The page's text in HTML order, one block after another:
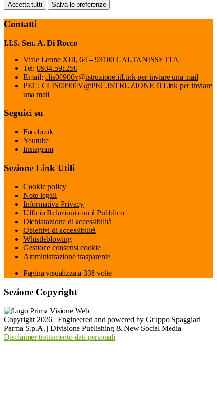
Accetta tutti Salva le preferenze
Contatti
I.I.S. Sen. A. Di Rocco
Viale Leone XIII, 64 – 93100 CALTANISSETTA
Tel: 0934.591250
Email: clis00900v@istruzione.itLink per inviare una mail
PEC: CLIS00900V@PEC.ISTRUZIONE.ITLink per inviare
una mail
Seguici su
Facebook
Youtube
Instagram
Sezione Link Utili
Cookie policy
Note legali
Informativa Privacy
Ufficio Relazioni con il Pubblico
Dichiarazione di accessibilità
Obiettivi di accessibilità
Whistleblowing
Gestione consensi cookie
Amministrazione trasparente
Pagina visualizzata 338 volte
Sezione Copyright
Copyright 2026 | Engineered and powered by Gruppo Spaggiari
Parma S.p.A. | Divisione Publishing & New Social Media
Disclaimer trattamento dati personali